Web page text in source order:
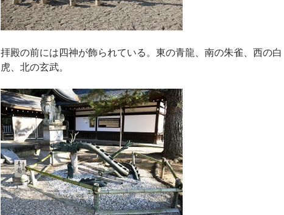
拝殿の前には四神が飾られている。東の青龍、南の朱雀、西の白
虎、北の玄武。